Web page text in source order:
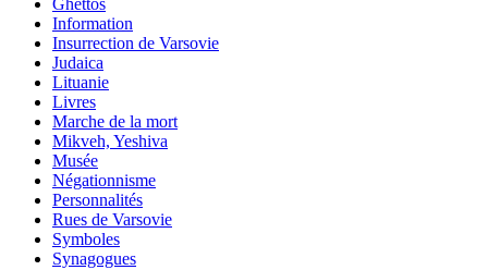
Ghettos
Information
Insurrection de Varsovie
Judaica
Lituanie
Livres
Marche de la mort
Mikveh, Yeshiva
Musée
Négationnisme
Personnalités
Rues de Varsovie
Symboles
Synagogues